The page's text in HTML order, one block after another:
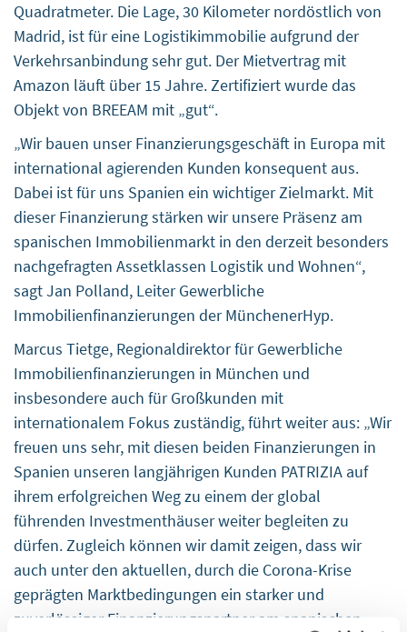
Quadratmeter. Die Lage, 30 Kilometer nordöstlich von
Madrid, ist für eine Logistikimmobilie aufgrund der
Verkehrsanbindung sehr gut. Der Mietvertrag mit
Amazon läuft über 15 Jahre. Zertifiziert wurde das
Objekt von BREEAM mit „gut“.
„Wir bauen unser Finanzierungsgeschäft in Europa mit
international agierenden Kunden konsequent aus.
Dabei ist für uns Spanien ein wichtiger Zielmarkt. Mit
dieser Finanzierung stärken wir unsere Präsenz am
spanischen Immobilienmarkt in den derzeit besonders
nachgefragten Assetklassen Logistik und Wohnen“,
sagt Jan Polland, Leiter Gewerbliche
Immobilienfinanzierungen der MünchenerHyp.
Marcus Tietge, Regionaldirektor für Gewerbliche
Immobilienfinanzierungen in München und
insbesondere auch für Großkunden mit
internationalem Fokus zuständig, führt weiter aus: „Wir
freuen uns sehr, mit diesen beiden Finanzierungen in
Spanien unseren langjährigen Kunden PATRIZIA auf
ihrem erfolgreichen Weg zu einem der global
führenden Investmenthäuser weiter begleiten zu
dürfen. Zugleich können wir damit zeigen, dass wir
auch unter den aktuellen, durch die Corona-Krise
geprägten Marktbedingungen ein starker und
zuverlässiger Finanzierungspartner am spanischen